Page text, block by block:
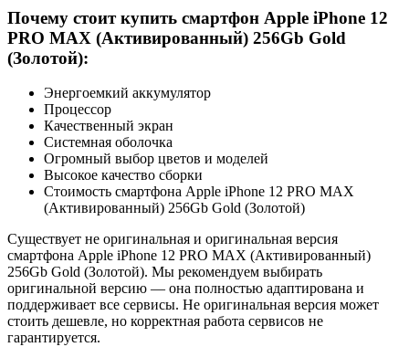
Почему стоит купить смартфон Apple iPhone 12
PRO MAX (Активированный) 256Gb Gold
(Золотой):
Энергоемкий аккумулятор
Процессор
Качественный экран
Системная оболочка
Огромный выбор цветов и моделей
Высокое качество сборки
Стоимость смартфона Apple iPhone 12 PRO MAX
(Активированный) 256Gb Gold (Золотой)
Существует не оригинальная и оригинальная версия
смартфона Apple iPhone 12 PRO MAX (Активированный)
256Gb Gold (Золотой). Мы рекомендуем выбирать
оригинальной версию — она полностью адаптирована и
поддерживает все сервисы. Не оригинальная версия может
стоить дешевле, но корректная работа сервисов не
гарантируется.